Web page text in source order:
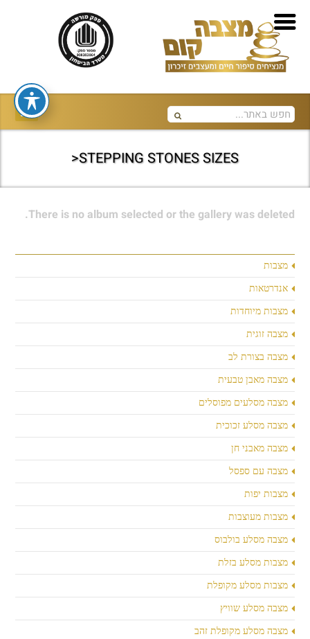
STEPPING STONES SIZES<
מצבות
אנדרטאות
מצבות מיוחדות
מצבה זוגית
מצבה בצורת לב
מצבה מאבן טבעית
מצבה מסלעים מפוסלים
מצבה מסלע זכוכית
מצבה מאבני חן
מצבה עם ספסל
מצבות יפות
מצבות מעוצבות
מצבה מסלע בולבוס
מצבות מסלע בזלת
מצבות מסלע מקופלת
מצבה מסלע שוויץ
מצבה מסלע מקופלת זהב
There is no album selected or the gallery was deleted.